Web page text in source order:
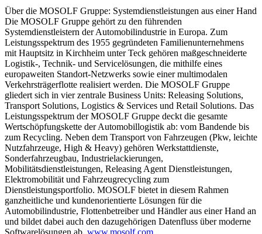
Über die MOSOLF Gruppe: Systemdienstleistungen aus einer Hand
Die MOSOLF Gruppe gehört zu den führenden
Systemdienstleistern der Automobilindustrie in Europa. Zum
Leistungsspektrum des 1955 gegründeten Familienunternehmens
mit Hauptsitz in Kirchheim unter Teck gehören maßgeschneiderte
Logistik-, Technik- und Servicelösungen, die mithilfe eines
europaweiten Standort-Netzwerks sowie einer multimodalen
Verkehrsträgerflotte realisiert werden. Die MOSOLF Gruppe
gliedert sich in vier zentrale Business Units: Releasing Solutions,
Transport Solutions, Logistics & Services und Retail Solutions. Das
Leistungsspektrum der MOSOLF Gruppe deckt die gesamte
Wertschöpfungskette der Automobillogistik ab: vom Bandende bis
zum Recycling. Neben dem Transport von Fahrzeugen (Pkw, leichte
Nutzfahrzeuge, High & Heavy) gehören Werkstattdienste,
Sonderfahrzeugbau, Industrielackierungen,
Mobilitätsdienstleistungen, Releasing Agent Dienstleistungen,
Elektromobilität und Fahrzeugrecycling zum
Dienstleistungsportfolio. MOSOLF bietet in diesem Rahmen
ganzheitliche und kundenorientierte Lösungen für die
Automobilindustrie, Flottenbetreiber und Händler aus einer Hand an
und bildet dabei auch den dazugehörigen Datenfluss über moderne
Softwarelösungen ab. www.mosolf.com